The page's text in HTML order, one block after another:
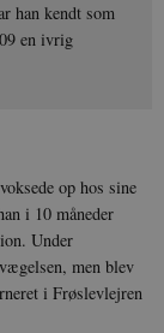
han kendt som
en ivrig
op hos sine
i 10 måneder
Under
men blev
i Frøslevlejren